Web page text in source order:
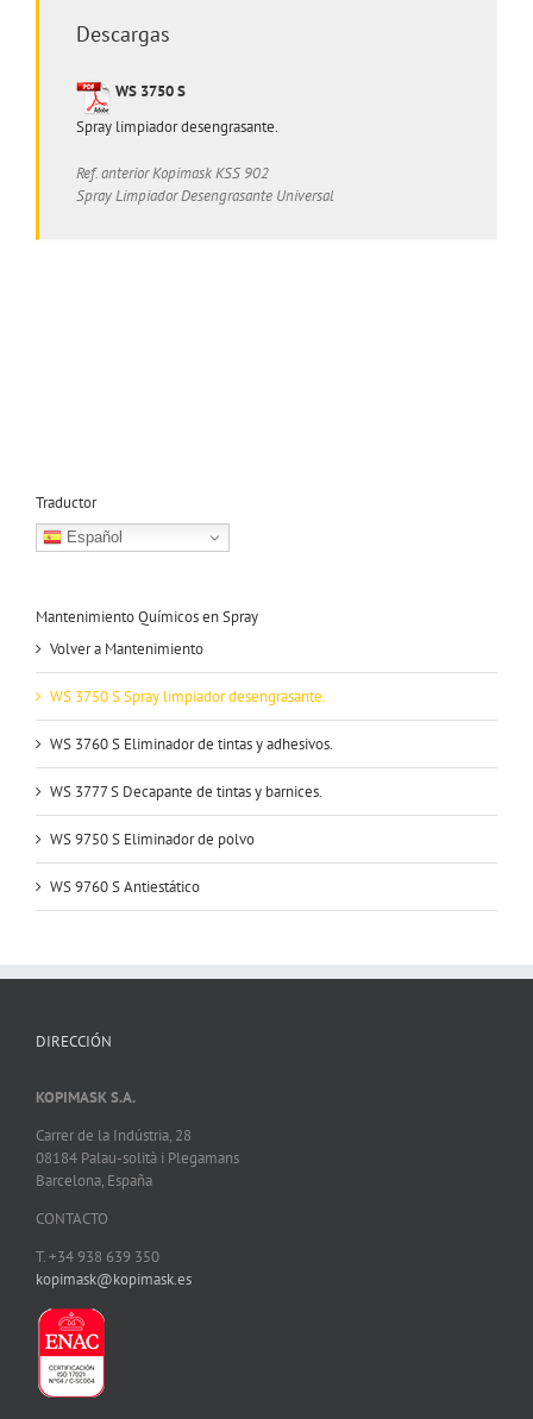
Descargas
WS 3750 S
Spray limpiador desengrasante.
Ref. anterior Kopimask KSS 902
Spray Limpiador Desengrasante Universal
Traductor
Español
Mantenimiento Químicos en Spray
Volver a Mantenimiento
WS 3750 SSpray limpiador desengrasante.
WS 3760 S Eliminador de tintas y adhesivos.
WS 3777 S Decapante de tintas y barnices.
WS 9750 S Eliminador de polvo
WS 9760 SAntiestático
DIRECCIÓN
KOPIMASK S.A.
Carrer de la Indústria, 28
08184 Palau-solità i Plegamans
Barcelona, España
CONTACTO
T. +34 938 639 350
kopimask@kopimask.es